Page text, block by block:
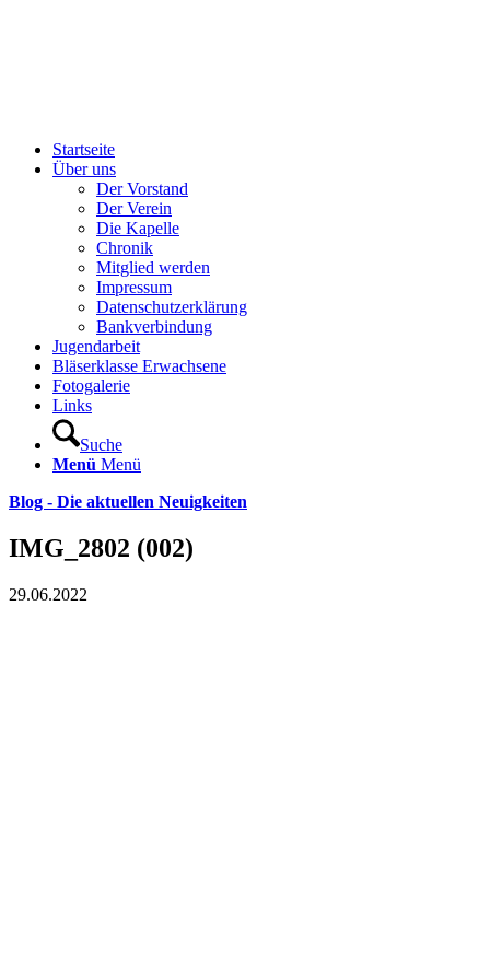
Startseite
Über uns
Der Vorstand
Der Verein
Die Kapelle
Chronik
Mitglied werden
Impressum
Datenschutzerklärung
Bankverbindung
Jugendarbeit
Bläserklasse Erwachsene
Fotogalerie
Links
Suche
Menü Menü
Blog - Die aktuellen Neuigkeiten
IMG_2802 (002)
29.06.2022